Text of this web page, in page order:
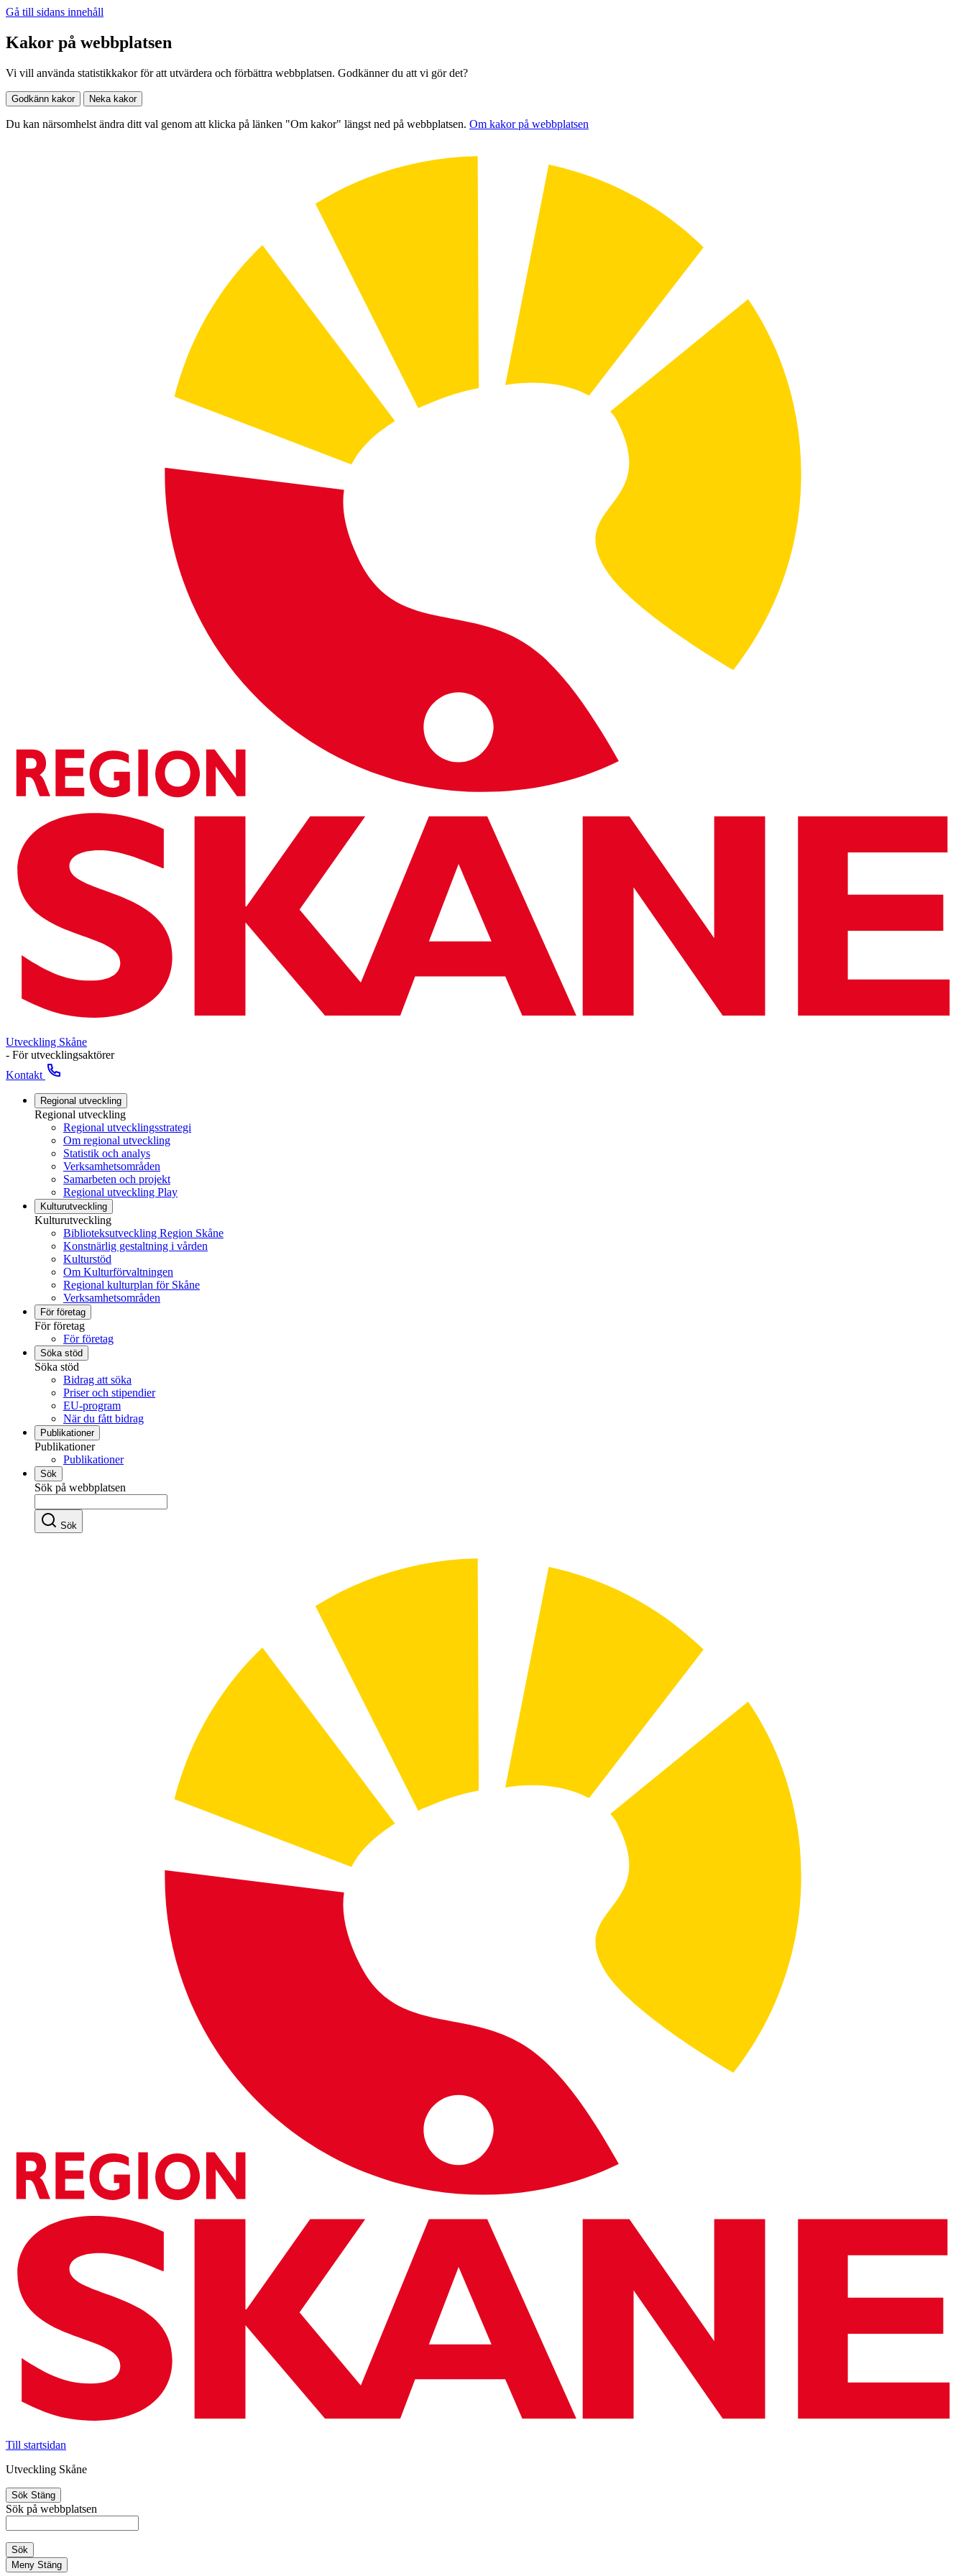
Gå till sidans innehåll
Kakor på webbplatsen
Vi vill använda statistikkakor för att utvärdera och förbättra webbplatsen. Godkänner du att vi gör det?
Godkänn kakor Neka kakor
Du kan närsomhelst ändra ditt val genom att klicka på länken "Om kakor" längst ned på webbplatsen. Om kakor på webbplatsen
Utveckling Skåne
- För utvecklingsaktörer
Kontakt
Regional utveckling
Regional utveckling
Regional utvecklingsstrategi
Om regional utveckling
Statistik och analys
Verksamhetsområden
Samarbeten och projekt
Regional utveckling Play
Kulturutveckling
Kulturutveckling
Biblioteksutveckling Region Skåne
Konstnärlig gestaltning i vården
Kulturstöd
Om Kulturförvaltningen
Regional kulturplan för Skåne
Verksamhetsområden
För företag
För företag
För företag
Söka stöd
Söka stöd
Bidrag att söka
Priser och stipendier
EU-program
När du fått bidrag
Publikationer
Publikationer
Publikationer
Sök
Sök på webbplatsen
Sök
Till startsidan
Utveckling Skåne
Sök Stäng
Sök på webbplatsen
Sök
Meny Stäng